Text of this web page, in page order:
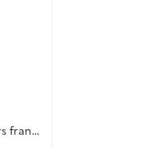
Police des passeports en pays étrangers. - Voyageurs français : passeports, lettres de principe (1811-1842). Interdictions de délivrance de passeports, étrangers expulsés (1841-1842). Réfugiés, Français sans ressources (1841-1849).